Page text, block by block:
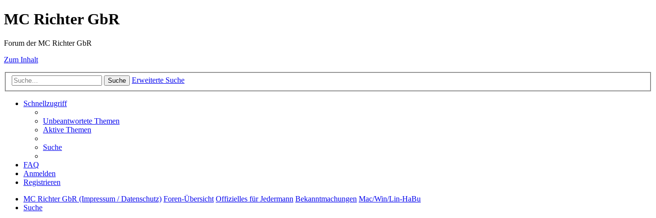
MC Richter GbR
Forum der MC Richter GbR
Zum Inhalt
Suche Erweiterte Suche
Schnellzugriff
Unbeantwortete Themen
Aktive Themen
Suche
FAQ
Anmelden
Registrieren
MC Richter GbR (Impressum / Datenschutz) Foren-Übersicht Offizielles für Jedermann Bekanntmachungen Mac/Win/Lin-HaBu
Suche